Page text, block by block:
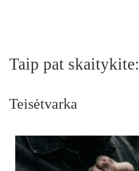
Taip pat skaitykite:
Teisėtvarka